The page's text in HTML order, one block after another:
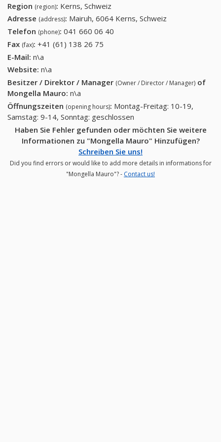
Region (region): Kerns, Schweiz
Adresse (address): Mairuh, 6064 Kerns, Schweiz
Telefon (phone): 041 660 06 40
Fax (fax): +41 (61) 138 26 75
E-Mail: n\a
Website: n\a
Besitzer / Direktor / Manager (Owner / Director / Manager) of
Mongella Mauro: n\a
Öffnungszeiten (opening hours): Montag-Freitag: 10-19,
Samstag: 9-14, Sonntag: geschlossen
Haben Sie Fehler gefunden oder möchten Sie weitere
Informationen zu "Mongella Mauro" Hinzufügen?
Schreiben Sie uns!
Did you find errors or would like to add more details in informations for
"Mongella Mauro"? - Contact us!